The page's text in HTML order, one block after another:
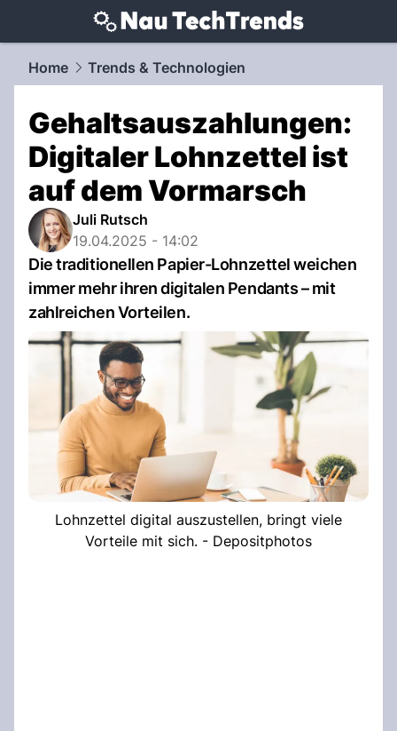
techtrends.NAU.ch
Home Trends & Technologien
Gehaltsauszahlungen:
Digitaler Lohnzettel ist
auf dem Vormarsch
Juli Rutsch
19.04.2025 - 14:02
Die traditionellen Papier-Lohnzettel weichen
immer mehr ihren digitalen Pendants – mit
zahlreichen Vorteilen.
Lohnzettel digital auszustellen, bringt viele
Vorteile mit sich. - Depositphotos